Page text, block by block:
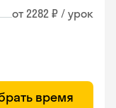
от 2282 ₽ / урок
время